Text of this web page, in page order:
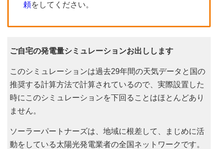
頼をしてください。
ご自宅の発電量シミュレーションお出しします
このシミュレーションは過去29年間の天気データと国の
推奨する計算方法で計算されているので、実際設置した
時にこのシミュレーションを下回ることはほとんどあり
ません。
ソーラーパートナーズは、地域に根差して、まじめに活
動をしている太陽光発電業者の全国ネットワークです。